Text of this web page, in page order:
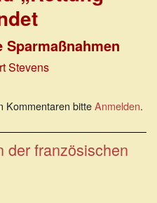
Stevens
Kommentaren bitteAnmelden.
der französischen